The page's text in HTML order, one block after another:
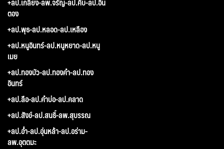
ตอง
+ลป.พุธ-ลป.หลอด-ลป.เหลือง
+ลป.หนูอินทร์-ลป.หนูหยาด-ลป.หนู
เมย
+ลป.ทองบัว-ลป.ทองคำ-ลป.ทอง
อินทร์
+ลป.ลือ-ลป.คำบ่อ-ลป.คลาด
+ลป.สังข์-ลป.สนธิ์-ลพ.สุบรรณ
+ลป.อ่ำ-ลป.อุ่นหล้า-ลป.อร่าม-
ลพ.อุตตมะ